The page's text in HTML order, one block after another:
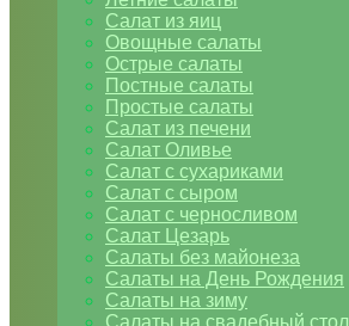
Салат из яиц
Овощные салаты
Острые салаты
Постные салаты
Простые салаты
Салат из печени
Салат Оливье
Салат с сухариками
Салат с сыром
Салат с черносливом
Салат Цезарь
Салаты без майонеза
Салаты на День Рождения
Салаты на зиму
Салаты на свадебный стол